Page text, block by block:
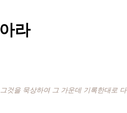
라
것을 묵상하여 그 가운데 기록한대로